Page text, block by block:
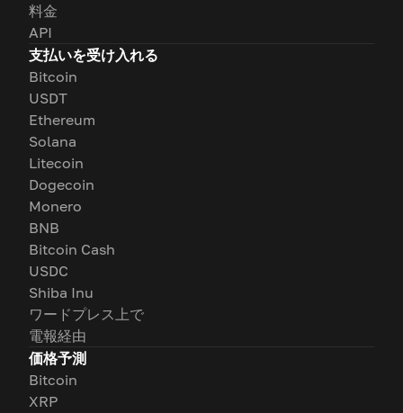
料金
API
支払いを受け入れる
Bitcoin
USDT
Ethereum
Solana
Litecoin
Dogecoin
Monero
BNB
Bitcoin Cash
USDC
Shiba Inu
ワードプレス上で
電報経由
価格予測
Bitcoin
XRP